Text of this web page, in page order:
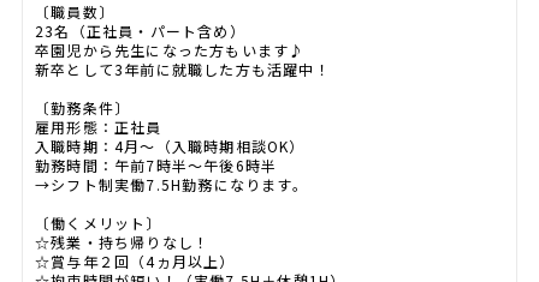
〔職員数〕
23名（正社員・パート含め）
卒園児から先生になった方もいます♪
新卒として3年前に就職した方も活躍中！
〔勤務条件〕
雇用形態：正社員
入職時期：4月～（入職時期相談OK）
勤務時間：午前7時半～午後6時半
→シフト制実働7.5H勤務になります。
〔働くメリット〕
☆残業・持ち帰りなし！
☆賞与年２回（4ヵ月以上）